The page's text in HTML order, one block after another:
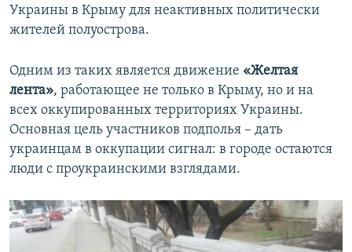
Украины в Крыму для неактивных политически
жителей полуострова.
Одним из таких является движение «Желтая
лента», работающее не только в Крыму, но и на
всех оккупированных территориях Украины.
Основная цель участников подполья – дать
украинцам в оккупации сигнал: в городе остаются
люди с проукраинскими взглядами.